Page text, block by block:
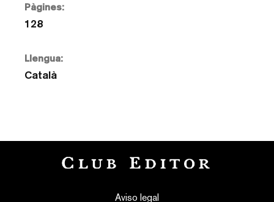
Pàgines:
128
Llengua:
Català
Aviso legal